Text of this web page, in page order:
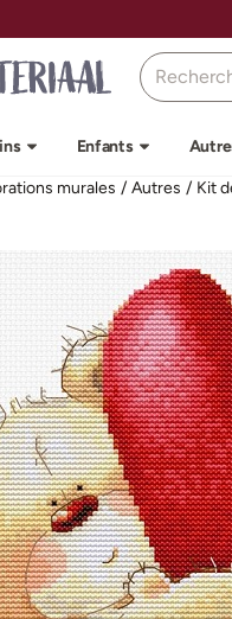
Rechercher
Enfants
murales / Autres / Kit